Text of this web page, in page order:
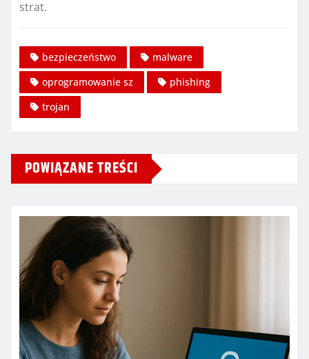
strat.
bezpieczeństwo
malware
oprogramowanie sz
phishing
trojan
POWIĄZANE TREŚCI